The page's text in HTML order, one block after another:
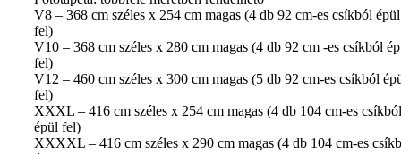
V8 – 368 cm széles x 254 cm magas (4 db 92 cm-es csíkból épül
fel)
V10 – 368 cm széles x 280 cm magas (4 db 92 cm -es csíkból
fel)
V12 – 460 cm széles x 300 cm magas (5 db 92 cm-es csíkból
fel)
XXXL – 416 cm széles x 254 cm magas (4 db 104 cm-es csíkból
épül fel)
XXXXL – 416 cm széles x 290 cm magas (4 db 104 cm-es